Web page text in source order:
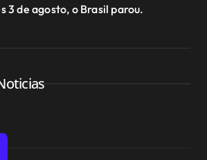
3 de agosto, o Brasil parou.